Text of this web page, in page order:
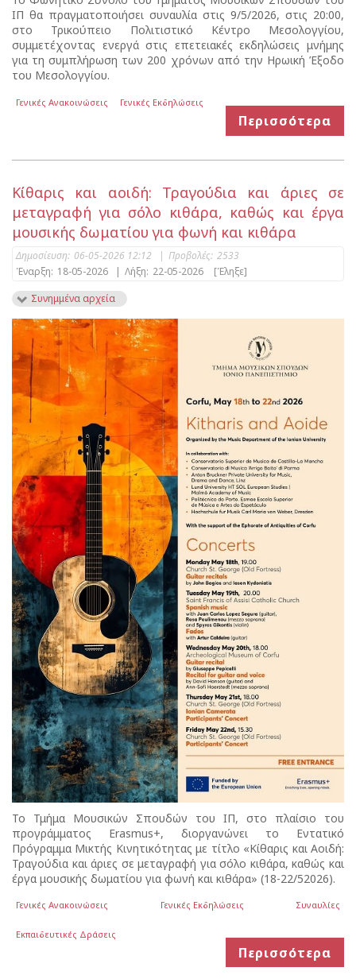
ΙΠ θα πραγματοποιήσει συναυλία στις 9/5/2026, στις 20:00,
στο Τρικούπειο Πολιτιστικό Κέντρο Μεσολογγίου,
συμμετέχοντας ενεργά στις επετειακές εκδηλώσεις μνήμης
για τη συμπλήρωση των 200 χρόνων από την Ηρωική Έξοδο
του Μεσολογγίου.
Γενικές Ανακοινώσεις Γενικές Εκδηλώσεις
Περισσότερα
Κίθαρις και αοιδή: Τραγούδια και άριες σε
μεταγραφή για σόλο κιθάρα, καθώς και έργα
μουσικής δωματίου για φωνή και κιθάρα
Δημοσίευση: 06-05-2026 12:12 | Προβολές: 2533
Έναρξη: 18-05-2026 | Λήξη: 22-05-2026
[Έληξε]
Συνημμένα αρχεία
Το Τμήμα Μουσικών Σπουδών του ΙΠ, στο πλαίσιο του
προγράμματος Erasmus+, διοργανώνει το Εντατικό
Πρόγραμμα Μικτής Κινητικότητας με τίτλο «Κίθαρις και Αοιδή:
Τραγούδια και άριες σε μεταγραφή για σόλο κιθάρα, καθώς και
έργα μουσικής δωματίου για φωνή και κιθάρα» (18-22/52026).
Γενικές Ανακοινώσεις Γενικές Εκδηλώσεις Συναυλίες
Εκπαιδευτικές Δράσεις
Περισσότερα